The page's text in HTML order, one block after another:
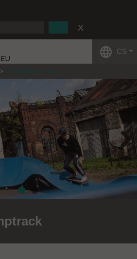
CS
Mobile Pumptrack
Next